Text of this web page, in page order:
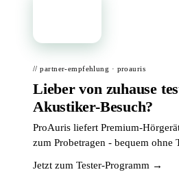
// partner-empfehlung · proauris
Lieber von zuhause
Akustiker-Besuch?
ProAuris liefert Premium-
zum Probetragen - bequem ohne
Jetzt zum Tester-Programm →